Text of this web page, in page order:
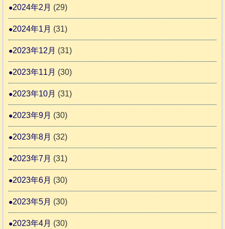
2024年2月 (29)
2024年1月 (31)
2023年12月 (31)
2023年11月 (30)
2023年10月 (31)
2023年9月 (30)
2023年8月 (32)
2023年7月 (31)
2023年6月 (30)
2023年5月 (30)
2023年4月 (30)